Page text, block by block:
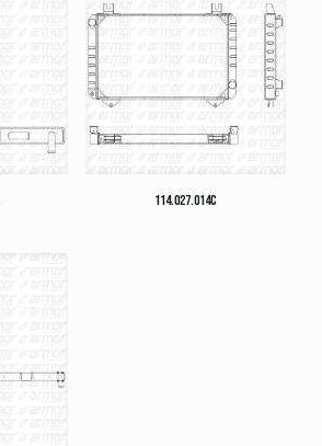
114.027.014C